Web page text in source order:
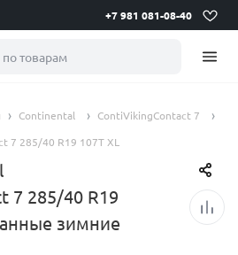
+7 981 081-08-40
товарам
Continental
ContiVikingContact 7
7 285/40 R19 107T XL
7 285/40 R19
зимние